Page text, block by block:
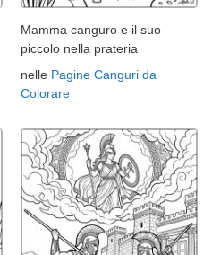
Mamma canguro e il suo
piccolo nella prateria
nelle Pagine Canguri da
Colorare